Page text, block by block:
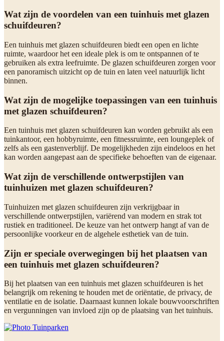
Wat zijn de voordelen van een tuinhuis met glazen
schuifdeuren?
Een tuinhuis met glazen schuifdeuren biedt een open en lichte
ruimte, waardoor het een ideale plek is om te ontspannen of te
gebruiken als extra leefruimte. De glazen schuifdeuren zorgen voor
een panoramisch uitzicht op de tuin en laten veel natuurlijk licht
binnen.
Wat zijn de mogelijke toepassingen van een tuinhuis
met glazen schuifdeuren?
Een tuinhuis met glazen schuifdeuren kan worden gebruikt als een
tuinkantoor, een hobbyruimte, een fitnessruimte, een loungeplek of
zelfs als een gastenverblijf. De mogelijkheden zijn eindeloos en het
kan worden aangepast aan de specifieke behoeften van de eigenaar.
Wat zijn de verschillende ontwerpstijlen van
tuinhuizen met glazen schuifdeuren?
Tuinhuizen met glazen schuifdeuren zijn verkrijgbaar in
verschillende ontwerpstijlen, variërend van modern en strak tot
rustiek en traditioneel. De keuze van het ontwerp hangt af van de
persoonlijke voorkeur en de algehele esthetiek van de tuin.
Zijn er speciale overwegingen bij het plaatsen van
een tuinhuis met glazen schuifdeuren?
Bij het plaatsen van een tuinhuis met glazen schuifdeuren is het
belangrijk om rekening te houden met de oriëntatie, de privacy, de
ventilatie en de isolatie. Daarnaast kunnen lokale bouwvoorschriften
en vergunningen van invloed zijn op de plaatsing van het tuinhuis.